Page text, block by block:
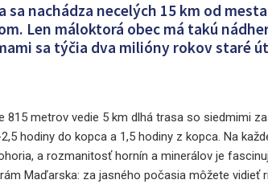
sa nachádza necelých 15 km od
Len máloktorá obec má takú
sa týčia dva milióny rokov staré
815 metrov vedie 5 km dlhá trasa so siedmimi
hodiny do kopca a 1,5 hodiny z kopca. Na
a rozmanitosť hornín a minerálov je
Maďarska: za jasného počasia môžete vidieť